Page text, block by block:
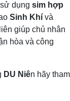
dụng sim hợp
Sinh Khí và
giúp chủ nhân
hòa và công
DU Niên hãy tham